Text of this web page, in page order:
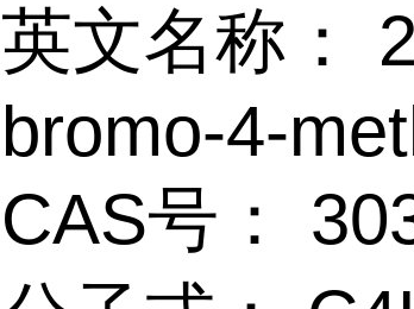
英文名称：
bromo-4-
CAS号：